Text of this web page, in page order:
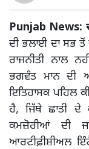
Punjab News:
ਦੀ ਭਲਾਈ ਦਾ ਸਭ
ਰਾਜਨੀਤੀ ਨਾਲ
ਭਗਵੰਤ ਮਾਨ ਦੀ
ਇਤਿਹਾਸਕ ਪਹਿਲ
ਹੈ, ਜਿੱਥੇ ਛਾਤੀ
ਕਮਜ਼ੋਰੀਆਂ ਦੀ
ਆਰਟੀਫ਼ੀਸ਼ੀਅਲ